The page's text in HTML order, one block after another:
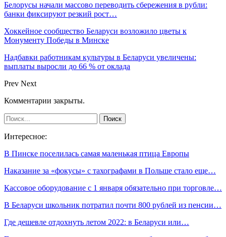
Белорусы начали массово переводить сбережения в рубли:
банки фиксируют резкий рост…
Хоккейное сообщество Беларуси возложило цветы к
Монументу Победы в Минске
Надбавки работникам культуры в Беларуси увеличены:
выплаты выросли до 66 % от оклада
Prev Next
Комментарии закрыты.
Интересное:
В Пинске поселилась самая маленькая птица Европы
Наказание за «фокусы» с тахографами в Польше стало еще…
Кассовое оборудование с 1 января обязательно при торговле…
В Беларуси школьник потратил почти 800 рублей из пенсии…
Где дешевле отдохнуть летом 2022: в Беларуси или…